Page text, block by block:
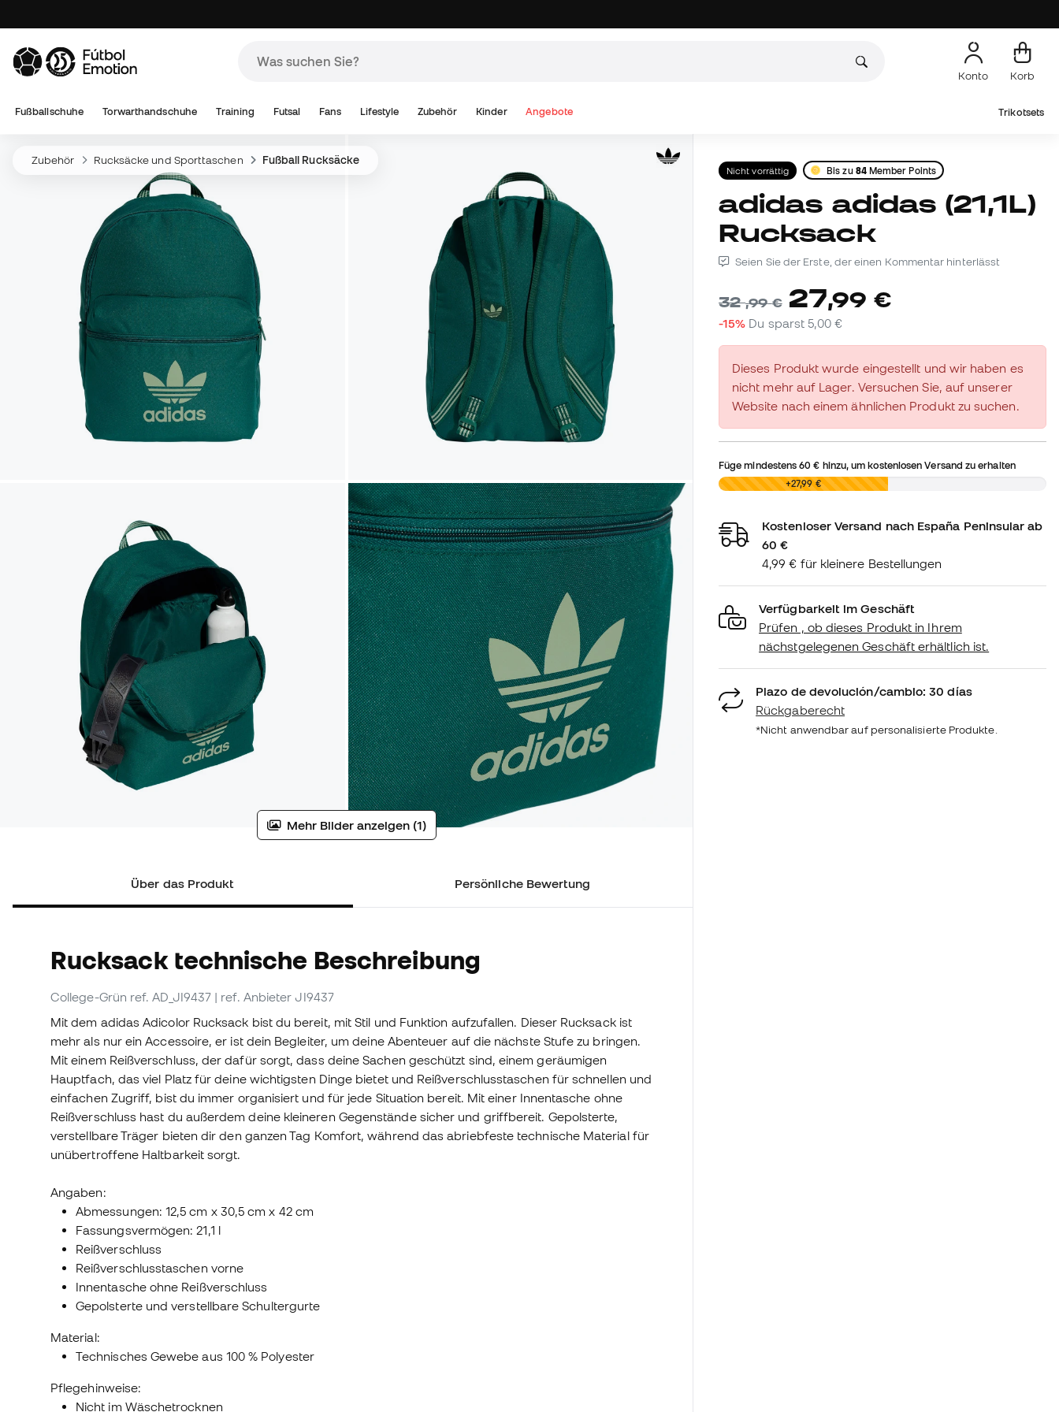
Konto Korb
Fußballschuhe Torwarthandschuhe Training Futsal Fans Lifestyle Zubehör Kinder Angebote Trikotsets
Zubehör Rucksäcke und Sporttaschen Fußball Rucksäcke
Mehr Bilder anzeigen (1)
Über das Produkt Persönliche Bewertung
Rucksack technische Beschreibung
College-Grün ref. AD_JI9437 | ref. Anbieter JI9437
Mit dem adidas Adicolor Rucksack bist du bereit, mit Stil und Funktion aufzufallen. Dieser Rucksack ist
mehr als nur ein Accessoire, er ist dein Begleiter, um deine Abenteuer auf die nächste Stufe zu bringen.
Mit einem Reißverschluss, der dafür sorgt, dass deine Sachen geschützt sind, einem geräumigen
Hauptfach, das viel Platz für deine wichtigsten Dinge bietet und Reißverschlusstaschen für schnellen und
einfachen Zugriff, bist du immer organisiert und für jede Situation bereit. Mit einer Innentasche ohne
Reißverschluss hast du außerdem deine kleineren Gegenstände sicher und griffbereit. Gepolsterte,
verstellbare Träger bieten dir den ganzen Tag Komfort, während das abriebfeste technische Material für
unübertroffene Haltbarkeit sorgt.
Angaben:
Abmessungen: 12,5 cm x 30,5 cm x 42 cm
Fassungsvermögen: 21,1 l
Reißverschluss
Reißverschlusstaschen vorne
Innentasche ohne Reißverschluss
Gepolsterte und verstellbare Schultergurte
Material:
Technisches Gewebe aus 100 % Polyester
Pflegehinweise:
Nicht im Wäschetrocknen
Nicht vorrättig Bis zu 84Member Points
adidas adidas (21,1L)
Rucksack
Seien Sie der Erste, der einen Kommentar hinterlässt
32,99 € 27,99 €
-15% Du sparst5,00 €
Dieses Produkt wurde eingestellt und wir haben es
nicht mehr auf Lager. Versuchen Sie, auf unserer
Website nach einem ähnlichen Produkt zu suchen.
Füge mindestens60 € hinzu, um kostenlosen Versand zu erhalten
0,00 € +27,99 €
Kostenloser Versand nach España Peninsular ab
60 €
4,99 € für kleinere Bestellungen
Verfügbarkeit im Geschäft
Prüfen , ob dieses Produkt in Ihrem
nächstgelegenen Geschäft erhältlich ist.
Plazo de devolución/cambio: 30 días
Rückgaberecht
*Nicht anwendbar auf personalisierte Produkte.